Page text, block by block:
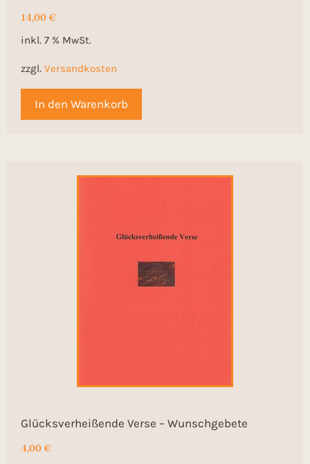
14,00€
inkl. 7 % MwSt.
zzgl. Versandkosten
In den Warenkorb
Glücksverheißende Verse – Wunschgebete
4,00€